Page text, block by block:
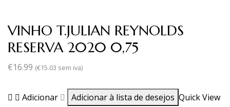
VINHO T.JULIAN REYNOLDS
RESERVA 2020 0,75
€16.99 (€15.03 sem iva)
Adicionar Adicionar à lista de desejos Quick View